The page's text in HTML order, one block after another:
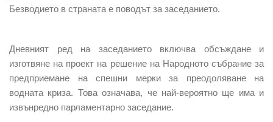
Безводието в страната е поводът за заседанието.
Дневният ред на заседанието включва обсъждане и
изготвяне на проект на решение на Народното събрание за
предприемане на спешни мерки за преодоляване на
водната криза. Това означава, че най-вероятно ще има и
извънредно парламентарно заседание.